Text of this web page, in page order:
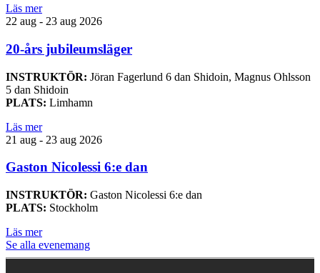
Läs mer
22 aug - 23 aug 2026
20-års jubileumsläger
INSTRUKTÖR: Jöran Fagerlund 6 dan Shidoin, Magnus Ohlsson
5 dan Shidoin
PLATS: Limhamn
Läs mer
21 aug - 23 aug 2026
Gaston Nicolessi 6:e dan
INSTRUKTÖR: Gaston Nicolessi 6:e dan
PLATS: Stockholm
Läs mer
Se alla evenemang